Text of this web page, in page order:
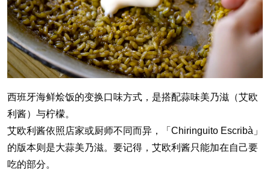
西班牙海鲜烩饭的变换口味方式，是搭配蒜味美乃滋（艾欧
利酱）与柠檬。
艾欧利酱依照店家或厨师不同而异，「Chiringuito Escribà」
的版本则是大蒜美乃滋。要记得，艾欧利酱只能加在自己要
吃的部分。